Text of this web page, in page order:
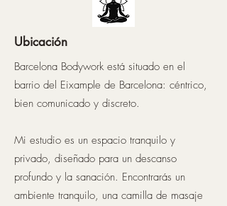
Ubicación
Barcelona Bodywork está situado en el
barrio del Eixample de Barcelona: céntrico,
bien comunicado y discreto.
Mi estudio es un espacio tranquilo y
privado, diseñado para un descanso
profundo y la sanación. Encontrarás un
ambiente tranquilo, una camilla de masaje